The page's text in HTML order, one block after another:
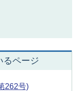
るページ
262号)